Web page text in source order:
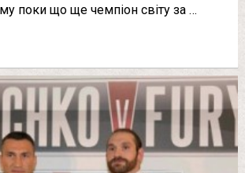
поки що ще чемпіон світу за …